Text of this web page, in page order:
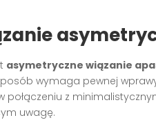
asymetryczne wiązanie
sposób wymaga pewnej
połączeniu z
uwagę.